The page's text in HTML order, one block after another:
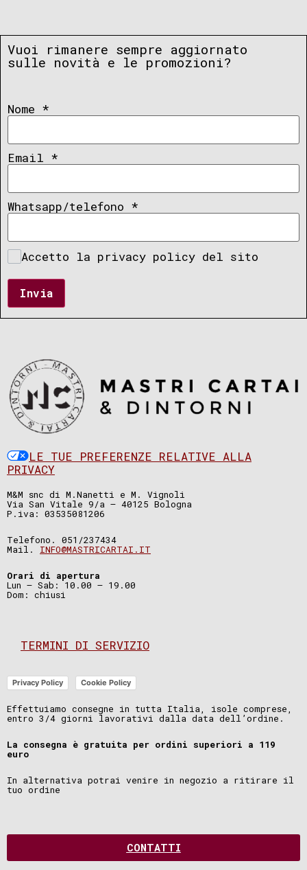
Vuoi rimanere sempre aggiornato
sulle novità e le promozioni?
Nome *
Email *
Whatsapp/telefono *
Accetto la privacy policy del sito
Invia
LE TUE PREFERENZE RELATIVE ALLA
PRIVACY
M&M snc di M.Nanetti e M. Vignoli
Via San Vitale 9/a – 40125 Bologna
P.iva: 03535081206
Telefono. 051/237434
Mail. INFO@MASTRICARTAI.IT
Orari di apertura
Lun – Sab: 10.00 – 19.00
Dom: chiusi
TERMINI DI SERVIZIO
Privacy Policy Cookie Policy
Effettuiamo consegne in tutta Italia, isole comprese,
entro 3/4 giorni lavorativi dalla data dell’ordine.
La consegna è gratuita per ordini superiori a 119
euro
In alternativa potrai venire in negozio a ritirare il
tuo ordine
CONTATTI